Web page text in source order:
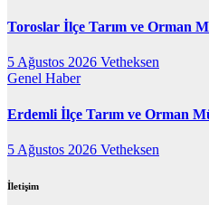
Toroslar İlçe Tarım ve Orman
5 Ağustos 2026 Vetheksen
Genel Haber
Erdemli İlçe Tarım ve Orman
5 Ağustos 2026 Vetheksen
İletişim